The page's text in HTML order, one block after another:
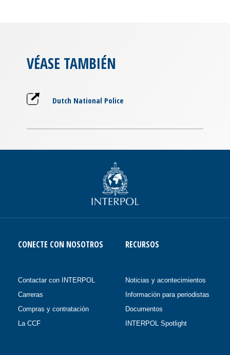
VÉASE TAMBIÉN
Dutch National Police
CONECTE CON NOSOTROS
Contactar con INTERPOL
Carreras
Compras y contratación
La CCF
RECURSOS
Noticias y acontecimientos
Información para periodistas
Documentos
INTERPOL Spotlight